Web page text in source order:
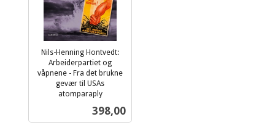
Nils-Henning Hontvedt:
Arbeiderpartiet og
våpnene - Fra det brukne
gevær til USAs
atomparaply
Pris
398,00